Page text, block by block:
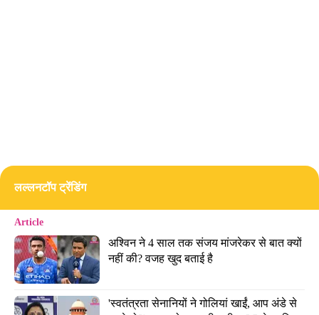
लल्लनटॉप ट्रेंडिंग
Article
अश्विन ने 4 साल तक संजय मांजरेकर से बात क्यों
नहीं की? वजह खुद बताई है
'स्वतंत्रता सेनानियों ने गोलियां खाईं, आप अंडे से